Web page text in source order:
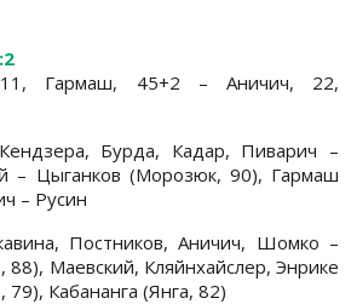
Гармаш, 45+2 – Аничич, 22,
Бурда, Кадар, Пиварич –
– Цыганков (Морозюк, 90), Гармаш
– Русин
Постников, Аничич, Шомко –
88), Маевский, Кляйнхайслер, Энрике
Кабананга (Янга, 82)